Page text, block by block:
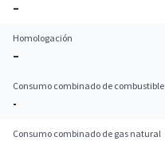
–
Homologación
–
Consumo combinado de combustible
-
Consumo combinado de gas natural